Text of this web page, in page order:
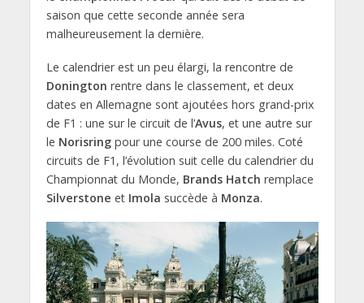
saison que cette seconde année sera
malheureusement la dernière.
Le calendrier est un peu élargi, la rencontre de
Donington rentre dans le classement, et deux
dates en Allemagne sont ajoutées hors grand-prix
de F1 : une sur le circuit de l’Avus, et une autre sur
le Norisringpour une course de 200 miles. Coté
circuits de F1, l’évolution suit celle du calendrier du
Championnat du Monde, Brands Hatch remplace
Silverstone et Imola succède à Monza.